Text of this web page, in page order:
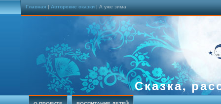
Главная | Авторские сказки | А уже зима
Сказка,